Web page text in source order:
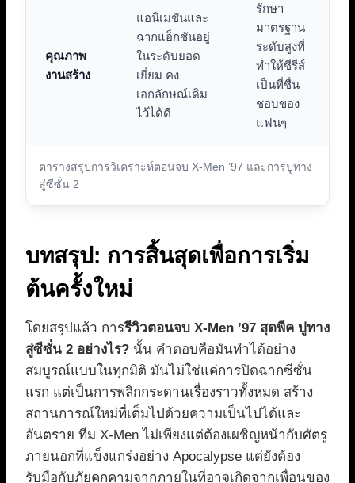
ตารางสรุปการวิเคราะห์ตอนจบ X-Men ’97 และการปูทาง
สู่ซีซั่น 2
คุณภาพ
งานสร้าง
แอนิเมชันและ
ฉากแอ็กชันอยู่
ในระดับยอด
เยี่ยม คง
เอกลักษณ์เดิม
ไว้ได้ดี
รักษา
มาตรฐาน
ระดับสูงที่
ทำให้ซีรีส์
เป็นที่ชื่น
ชอบของ
แฟนๆ
บทสรุป: การสิ้นสุดเพื่อการเริ่ม
ต้นครั้งใหม่
โดยสรุปแล้ว การรีวิวตอนจบ X-Men ’97 สุดพีค ปูทาง
สู่ซีซั่น 2 อย่างไร? นั้น คำตอบคือมันทำได้อย่าง
สมบูรณ์แบบในทุกมิติ มันไม่ใช่แค่การปิดฉากซีซั่น
แรก แต่เป็นการพลิกกระดานเรื่องราวทั้งหมด สร้าง
สถานการณ์ใหม่ที่เต็มไปด้วยความเป็นไปได้และ
อันตราย ทีม X-Men ไม่เพียงแต่ต้องเผชิญหน้ากับศัตรู
ภายนอกที่แข็งแกร่งอย่าง Apocalypse แต่ยังต้อง
รับมือกับภัยคุกคามจากภายในที่อาจเกิดจากเพื่อนของ